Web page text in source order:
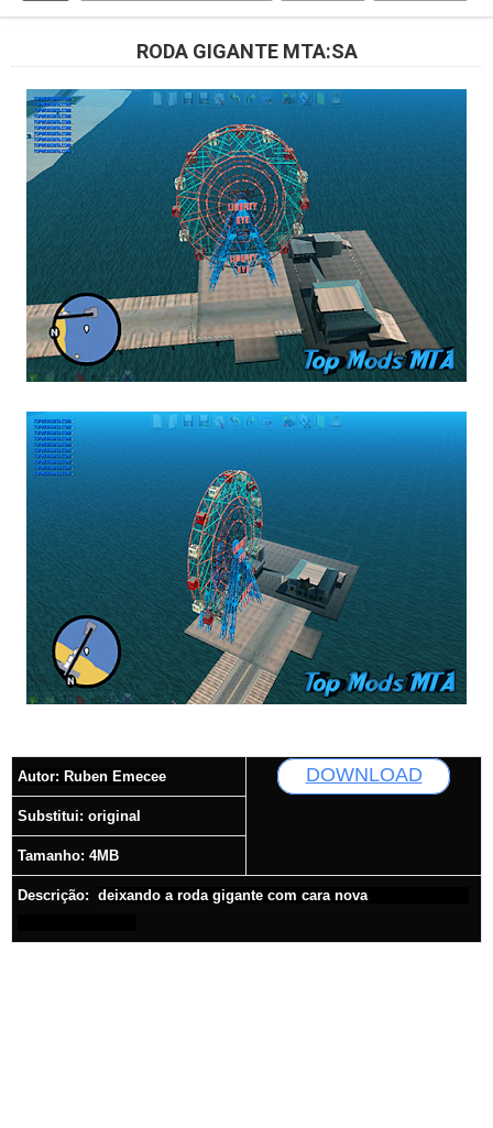
RODA GIGANTE MTA:SA
Autor: Ruben Emecee DOWNLOAD
Substitui: original
Tamanho: 4MB
Descrição: deixando a roda gigante com cara nova